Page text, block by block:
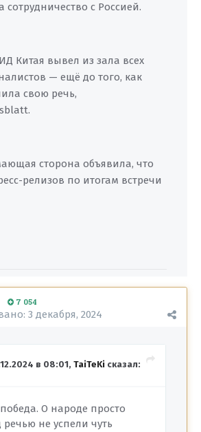
сотрудничество с Россией.
Китая вывел из зала всех
— ещё до того, как
свою речь,
сторона объявила, что
релизов по итогам встречи
7 054
3 декабря, 2024
в 08:01, TaiTeKi сказал:
О народе просто
не успели чуть